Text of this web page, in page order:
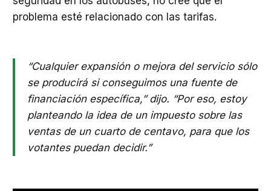
problema esté relacionado con las tarifas.
“Cualquier expansión o mejora del servicio sólo
se producirá si conseguimos una fuente de
financiación específica,” dijo. “Por eso, estoy
planteando la idea de un impuesto sobre las
ventas de un cuarto de centavo, para que los
votantes puedan decidir.”